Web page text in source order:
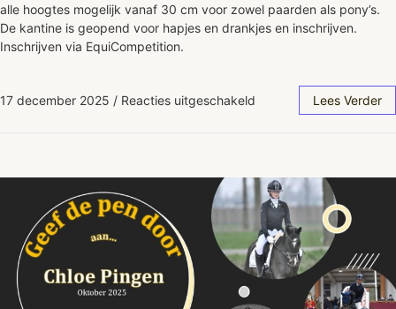
alle hoogtes mogelijk vanaf 30 cm voor zowel paarden als pony’s.
De kantine is geopend voor hapjes en drankjes en inschrijven.
Inschrijven via EquiCompetition.
17 december 2025 / Reacties uitgeschakeld Lees Verder